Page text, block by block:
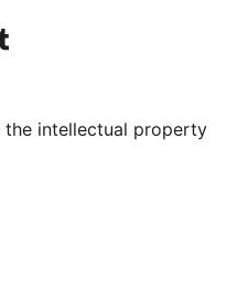
YouTube
notre compte Tumblr
the intellectual property